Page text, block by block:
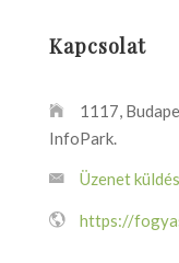
Kapcsolat
1117,
InfoPark.
Üzenet küldés
https://